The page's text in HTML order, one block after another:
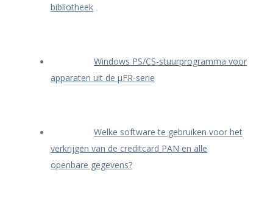
bibliotheek
Windows PS/CS-stuurprogramma voor
apparaten uit de μFR-serie
Welke software te gebruiken voor het
verkrijgen van de creditcard PAN en alle
openbare gegevens?